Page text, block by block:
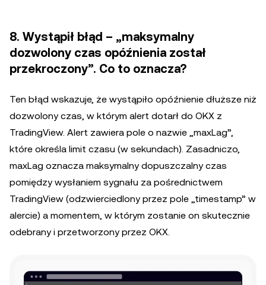
8. Wystąpił błąd – „maksymalny
dozwolony czas opóźnienia został
przekroczony”. Co to oznacza?
Ten błąd wskazuje, że wystąpiło opóźnienie dłuższe niż
dozwolony czas, w którym alert dotarł do OKX z
TradingView. Alert zawiera pole o nazwie „maxLag”,
które określa limit czasu (w sekundach). Zasadniczo,
maxLag oznacza maksymalny dopuszczalny czas
pomiędzy wysłaniem sygnału za pośrednictwem
TradingView (odzwierciedlony przez pole „timestamp” w
alercie) a momentem, w którym zostanie on skutecznie
odebrany i przetworzony przez OKX.